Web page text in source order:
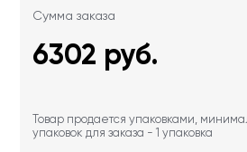
Сумма заказа
6302 руб.
Товар продается упаковками,
упаковок для заказа - 1 упаковка